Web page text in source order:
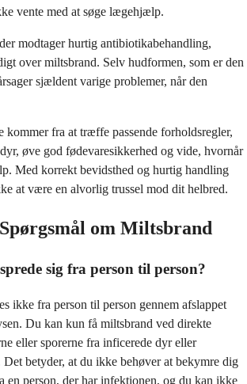
vente med at søge lægehjælp.
modtager hurtig antibiotikabehandling,
over miltsbrand. Selv hudformen, som er den
sjældent varige problemer, når den
kommer fra at træffe passende forholdsregler,
øve god fødevaresikkerhed og vide, hvornår
Med korrekt bevidsthed og hurtig handling
at være en alvorlig trussel mod dit helbred.
om Miltsbrand
sig fra person til person?
ikke fra person til person gennem afslappet
Du kan kun få miltsbrand ved direkte
eller sporerne fra inficerede dyr eller
Det betyder, at du ikke behøver at bekymre dig
en person, der har infektionen, og du kan ikke